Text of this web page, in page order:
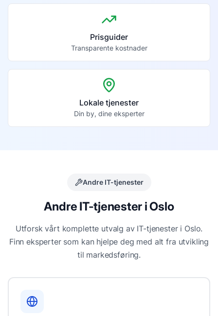
Prisguider
Transparente kostnader
Lokale tjenester
Din by, dine eksperter
Andre IT-tjenester
Andre IT-tjenester iOslo
Utforsk vårt komplette utvalg av IT-tjenester i Oslo.
Finn eksperter som kan hjelpe deg med alt fra utvikling
til markedsføring.